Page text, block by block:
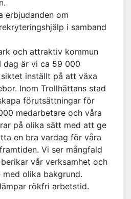
erbjudanden om
i samband
och attraktiv kommun
dag är vi ca 59 000
inställt på att växa
Inom Trollhättans stad
förutsättningar för
medarbetare och våra
på olika sätt med att ge
en bra vardag för våra
Vi ser mångfald
vår verksamhet och
olika bakgrund.
rökfri arbetstid.